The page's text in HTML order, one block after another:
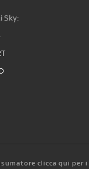
Sky:
clicca qui per i